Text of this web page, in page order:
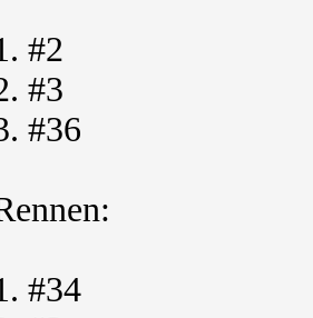
#2
#3
#36
#34